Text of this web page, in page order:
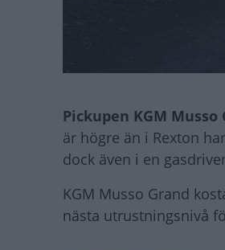
Pickupen KGM Musso
är högre än i Rexton
dock även i en
KGM Musso Grand
nästa utrustningsnivå